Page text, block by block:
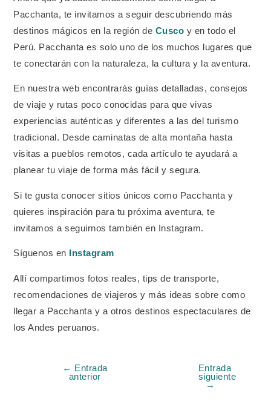
Pacchanta, te invitamos a seguir descubriendo más
destinos mágicos en la región de Cusco y en todo el
Perú. Pacchanta es solo uno de los muchos lugares que
te conectarán con la naturaleza, la cultura y la aventura.
En nuestra web encontrarás guías detalladas, consejos
de viaje y rutas poco conocidas para que vivas
experiencias auténticas y diferentes a las del turismo
tradicional. Desde caminatas de alta montaña hasta
visitas a pueblos remotos, cada artículo te ayudará a
planear tu viaje de forma más fácil y segura.
Si te gusta conocer sitios únicos como Pacchanta y
quieres inspiración para tu próxima aventura, te
invitamos a seguirnos también en Instagram.
Síguenos en Instagram
Allí compartimos fotos reales, tips de transporte,
recomendaciones de viajeros y más ideas sobre como
llegar a Pacchanta y a otros destinos espectaculares de
los Andes peruanos.
←
Entrada
anterior
Entrada
siguiente
→